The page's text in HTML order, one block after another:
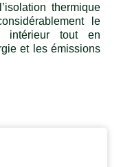
thermique
le
intérieur tout en
et les émissions